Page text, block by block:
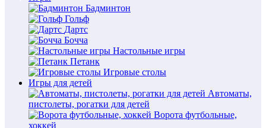
Бадминтон
Гольф
Дартс
Бочча
Настольные игры
Петанк
Игровые столы
Игры для детей
Автоматы,
пистолеты, рогатки для детей
Ворота футбольные,
хоккей